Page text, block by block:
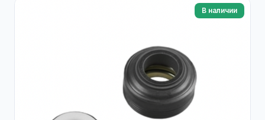
В наличии